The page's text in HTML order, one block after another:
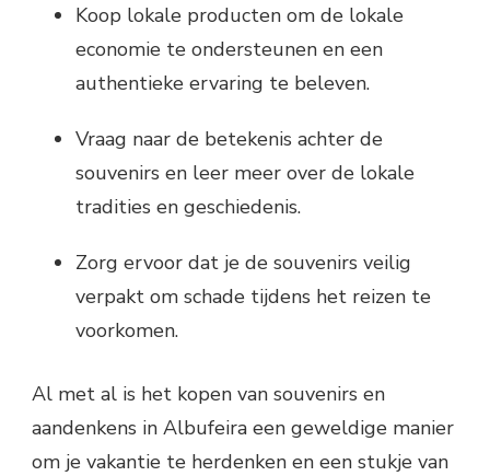
Koop lokale producten om de lokale
economie te ondersteunen en een
authentieke ervaring te beleven.
Vraag naar de betekenis achter de
souvenirs en leer meer over de lokale
tradities en geschiedenis.
Zorg ervoor dat je de souvenirs veilig
verpakt om schade tijdens het reizen te
voorkomen.
Al met al is het kopen van souvenirs en
aandenkens in Albufeira een geweldige manier
om je vakantie te herdenken en een stukje van